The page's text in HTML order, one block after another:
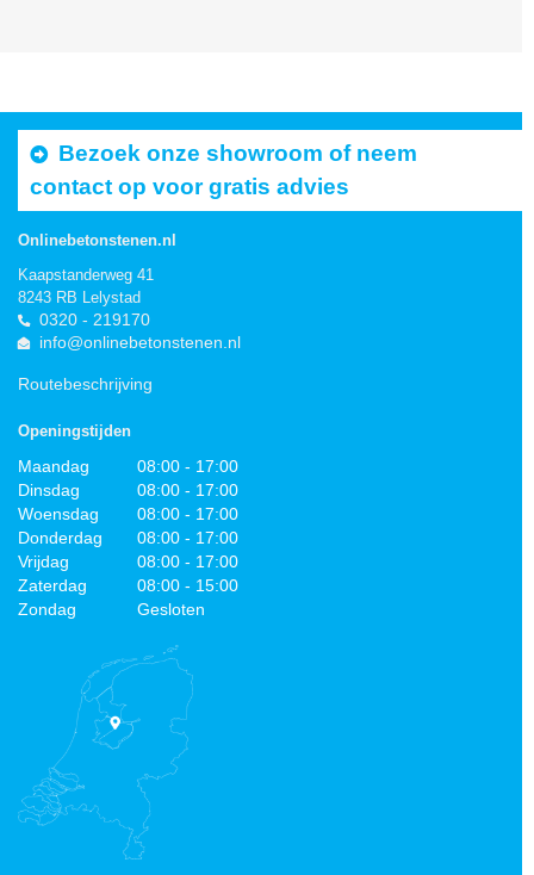
Bezoek onze showroom of neem
contact op voor gratis advies
Onlinebetonstenen.nl
Kaapstanderweg 41
8243 RB Lelystad
0320 - 219170
info@onlinebetonstenen.nl
Routebeschrijving
Openingstijden
Maandag
08:00 - 17:00
Dinsdag
08:00 - 17:00
Woensdag
08:00 - 17:00
Donderdag
08:00 - 17:00
Vrijdag
08:00 - 17:00
Zaterdag
08:00 - 15:00
Zondag
Gesloten